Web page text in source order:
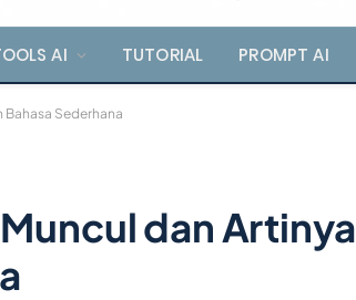
AI TUTORIAL PROMPT AI
Bahasa Sederhana
dan Artinya